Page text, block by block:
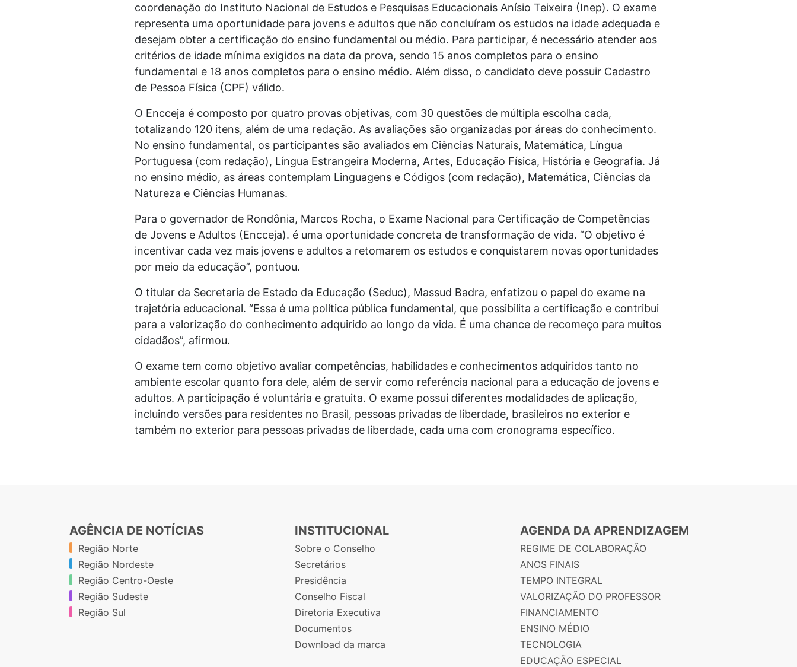
coordenação do Instituto Nacional de Estudos e Pesquisas Educacionais Anísio Teixeira (Inep). O exame
representa uma oportunidade para jovens e adultos que não concluíram os estudos na idade adequada e
desejam obter a certificação do ensino fundamental ou médio. Para participar, é necessário atender aos
critérios de idade mínima exigidos na data da prova, sendo 15 anos completos para o ensino
fundamental e 18 anos completos para o ensino médio. Além disso, o candidato deve possuir Cadastro
de Pessoa Física (CPF) válido.
O Encceja é composto por quatro provas objetivas, com 30 questões de múltipla escolha cada,
totalizando 120 itens, além de uma redação. As avaliações são organizadas por áreas do conhecimento.
No ensino fundamental, os participantes são avaliados em Ciências Naturais, Matemática, Língua
Portuguesa (com redação), Língua Estrangeira Moderna, Artes, Educação Física, História e Geografia. Já
no ensino médio, as áreas contemplam Linguagens e Códigos (com redação), Matemática, Ciências da
Natureza e Ciências Humanas.
Para o governador de Rondônia, Marcos Rocha, o Exame Nacional para Certificação de Competências
de Jovens e Adultos (Encceja). é uma oportunidade concreta de transformação de vida. “O objetivo é
incentivar cada vez mais jovens e adultos a retomarem os estudos e conquistarem novas oportunidades
por meio da educação”, pontuou.
O titular da Secretaria de Estado da Educação (Seduc), Massud Badra, enfatizou o papel do exame na
trajetória educacional. “Essa é uma política pública fundamental, que possibilita a certificação e contribui
para a valorização do conhecimento adquirido ao longo da vida. É uma chance de recomeço para muitos
cidadãos”, afirmou.
O exame tem como objetivo avaliar competências, habilidades e conhecimentos adquiridos tanto no
ambiente escolar quanto fora dele, além de servir como referência nacional para a educação de jovens e
adultos. A participação é voluntária e gratuita. O exame possui diferentes modalidades de aplicação,
incluindo versões para residentes no Brasil, pessoas privadas de liberdade, brasileiros no exterior e
também no exterior para pessoas privadas de liberdade, cada uma com cronograma específico.
AGÊNCIA DE NOTÍCIAS
Região Norte
Região Nordeste
Região Centro-Oeste
Região Sudeste
Região Sul
INSTITUCIONAL
Sobre o Conselho
Secretários
Presidência
Conselho Fiscal
Diretoria Executiva
Documentos
Download da marca
AGENDA DA APRENDIZAGEM
REGIME DE COLABORAÇÃO
ANOS FINAIS
TEMPO INTEGRAL
VALORIZAÇÃO DO PROFESSOR
FINANCIAMENTO
ENSINO MÉDIO
TECNOLOGIA
EDUCAÇÃO ESPECIAL